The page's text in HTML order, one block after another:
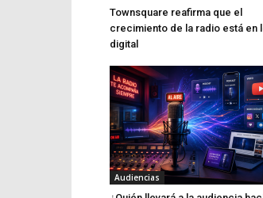
Townsquare reafirma que el
crecimiento de la radio está en
digital
Audiencias